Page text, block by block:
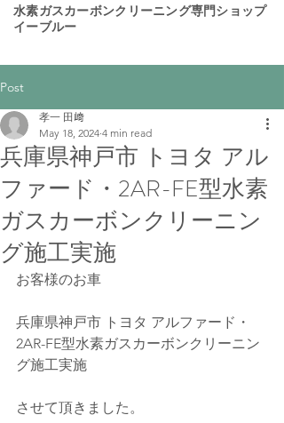
​水素ガスカーボンクリーニング専門ショップ
イーブルー
Post
兵庫県神戸市 トヨタ アル
ファード・2AR-FE型水素
ガスカーボンクリーニン
グ施工実施
孝一 田﨑
May 18, 2024 4 min read
お客様のお車
兵庫県神戸市 トヨタ アルファード・
2AR-FE型水素ガスカーボンクリーニン
グ施工実施
させて頂きました。